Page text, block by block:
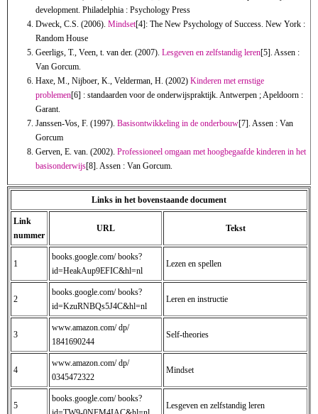
development. Philadelphia : Psychology Press
Dweck, C.S. (2006). Mindset[4]: The New Psychology of Success. New York :
Random House
Geerligs, T., Veen, t. van der. (2007). Lesgeven en zelfstandig leren[5]. Assen :
Van Gorcum.
Haxe, M., Nijboer, K., Velderman, H. (2002) Kinderen met ernstige
problemen[6] : standaarden voor de onderwijspraktijk. Antwerpen ; Apeldoorn :
Garant.
Janssen-Vos, F. (1997). Basisontwikkeling in de onderbouw[7]. Assen : Van
Gorcum
Gerven, E. van. (2002). Professioneel omgaan met hoogbegaafde kinderen in het
basisonderwijs[8]. Assen : Van Gorcum.
Links in het bovenstaande document
Link
nummer
URL Tekst
1
books.google.com/ books?
id=HeakAup9EFIC&hl=nl
Lezen en spellen
2
books.google.com/ books?
id=KzuRNBQs5J4C&hl=nl
Leren en instructie
3
www.amazon.com/ dp/
1841690244
Self-theories
4
www.amazon.com/ dp/
0345472322
Mindset
5
books.google.com/ books?
Lesgeven en zelfstandig leren